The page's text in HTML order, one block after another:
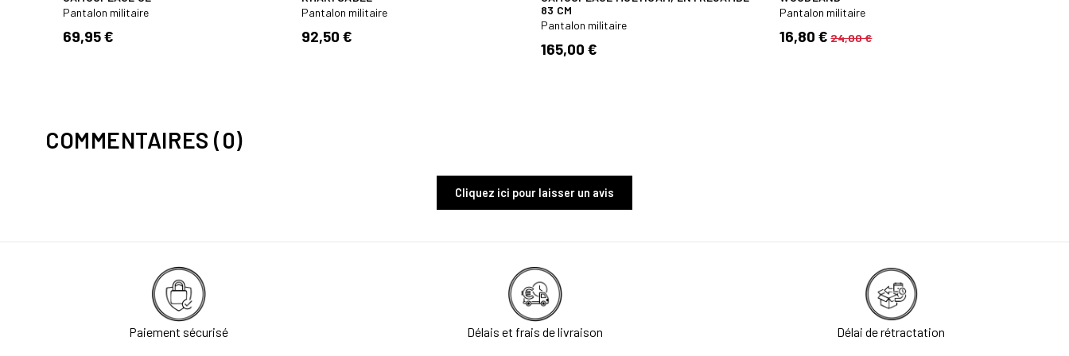
Pantalon militaire
69,95 €
Pantalon militaire
92,50 €
83 CM
Pantalon militaire
165,00 €
Pantalon militaire
16,80 € 24,00 €
COMMENTAIRES (0)
Cliquez ici pour laisser un avis
Paiement sécurisé Délais et frais de livraison Délai de rétractation